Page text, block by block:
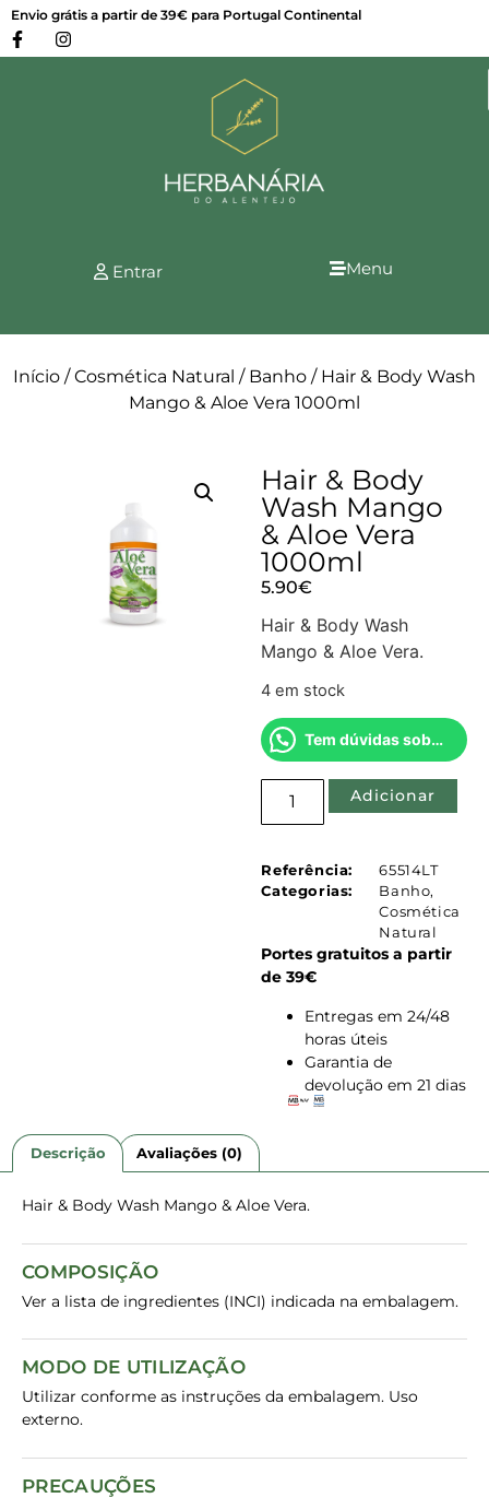
Envio grátis a partir de 39€ para Portugal Continental
Entrar Menu
Início /Cosmética Natural / Banho / Hair & Body Wash
Mango & Aloe Vera 1000ml
Hair & Body
Wash Mango
& Aloe Vera
1000ml
5.90€
Hair & Body Wash
Mango & Aloe Vera.
4 em stock
Tem dúvidas sobre este produto?
Adicionar
Referência:
65514LT
Categorias:
Banho,
Cosmética
Natural
Portes gratuitos a partir
de 39€
Entregas em 24/48
horas úteis
Garantia de
devolução em 21 dias
Descrição Avaliações (0)
Hair & Body Wash Mango & Aloe Vera.
COMPOSIÇÃO
Ver a lista de ingredientes (INCI) indicada na embalagem.
MODO DE UTILIZAÇÃO
Utilizar conforme as instruções da embalagem. Uso
externo.
PRECAUÇÕES